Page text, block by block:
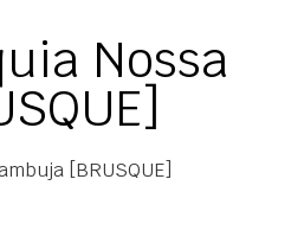
Nossa
[BRUSQUE]